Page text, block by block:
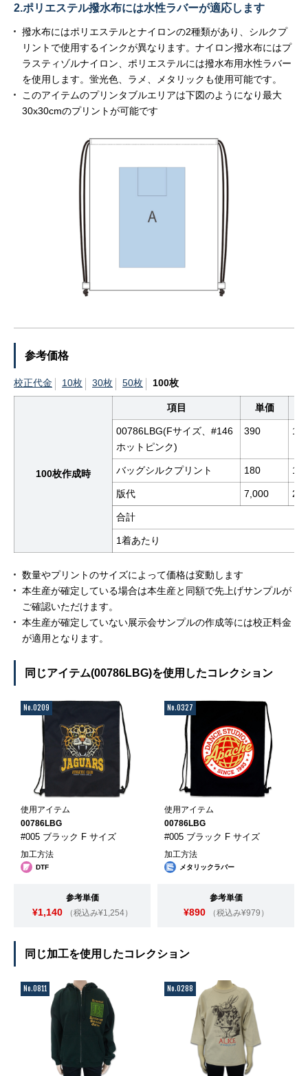
2.ポリエステル撥水布には水性ラバーが適応します
撥水布にはポリエステルとナイロンの2種類があり、シルクプ
リントで使用するインクが異なります。ナイロン撥水布にはプ
ラスティゾルナイロン、ポリエステルには撥水布用水性ラバー
を使用します。蛍光色、ラメ、メタリックも使用可能です。
このアイテムのプリンタブルエリアは下図のようになり最大
30x30cmのプリントが可能です
参考価格
校正代金 10枚 30枚 50枚 100枚
100枚作成時
項目 単価
00786LBG(Fサイズ、#146
ホットピンク)
390 100
バッグシルクプリント 180 100
版代 7,000 2
合計
1着あたり
数量やプリントのサイズによって価格は変動します
本生産が確定している場合は本生産と同額で先上げサンプルが
ご確認いただけます。
本生産が確定していない展示会サンプルの作成等には校正料金
が適用となります。
同じアイテム(00786LBG)を使用したコレクション
No.0209
使用アイテム
00786LBG
#005 ブラック F サイズ
加工方法
DTF
参考単価
¥1,140 （税込み¥1,254）
No.0327
使用アイテム
00786LBG
#005 ブラック F サイズ
加工方法
メタリックラバー
参考単価
¥890 （税込み¥979）
同じ加工を使用したコレクション
No.0811 No.0288